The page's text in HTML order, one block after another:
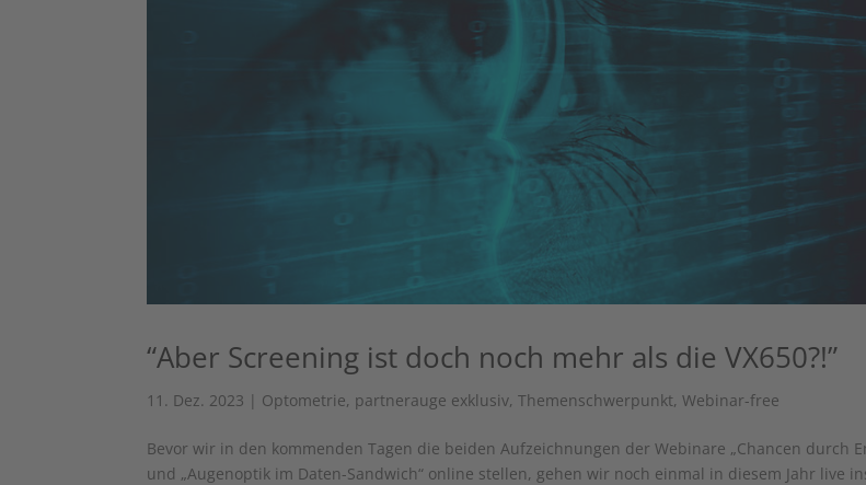
“Aber Screening ist doch noch mehr als die VX650?!”
11. Dez. 2023 | Optometrie, partnerauge exklusiv,Themenschwerpunkt,Webinar-free
Bevor wir in den kommenden Tagen die beiden Aufzeichnungen der Webinare „Chancen durch
und „Augenoptik im Daten-Sandwich“ online stellen, gehen wir noch einmal in diesem Jahr live